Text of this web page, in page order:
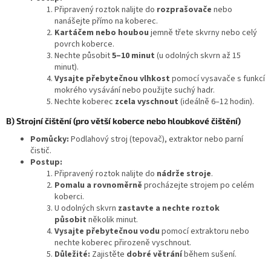
Připravený roztok nalijte do rozprašovače nebo
nanášejte přímo na koberec.
Kartáčem nebo houbou jemně třete skvrny nebo celý
povrch koberce.
Nechte působit5–10 minut (u odolných skvrn až 15
minut).
Vysajte přebytečnou vlhkost pomocí vysavače s funkcí
mokrého vysávání nebo použijte suchý hadr.
Nechte koberec zcela vyschnout (ideálně 6–12 hodin).
B) Strojní čištění (pro větší koberce nebo hloubkové čištění)
Pomůcky: Podlahový stroj (tepovač), extraktor nebo parní
čistič.
Postup:
Připravený roztok nalijte do nádrže stroje.
Pomalu a rovnoměrně procházejte strojem po celém
koberci.
U odolných skvrn zastavte a nechte roztok
působit několik minut.
Vysajte přebytečnou vodu pomocí extraktoru nebo
nechte koberec přirozeně vyschnout.
Důležité: Zajistěte dobré větráníběhem sušení.